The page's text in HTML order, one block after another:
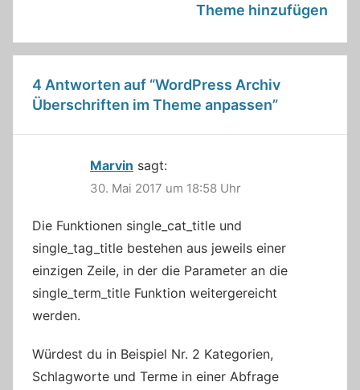
Theme hinzufügen
4 Antworten auf “WordPress Archiv
Überschriften im Theme anpassen”
Marvin sagt:
30. Mai 2017 um 18:58 Uhr
Die Funktionen single_cat_title und
single_tag_title bestehen aus jeweils einer
einzigen Zeile, in der die Parameter an die
single_term_title Funktion weitergereicht
werden.
Würdest du in Beispiel Nr. 2 Kategorien,
Schlagworte und Terme in einer Abfrage